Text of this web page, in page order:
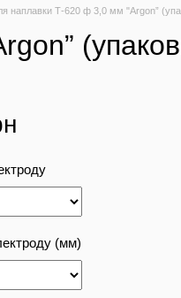
наплавки Т-620 ф 3,0 мм "Argon”
(мм)